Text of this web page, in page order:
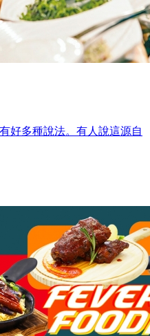
好多種說法。有人說這源自